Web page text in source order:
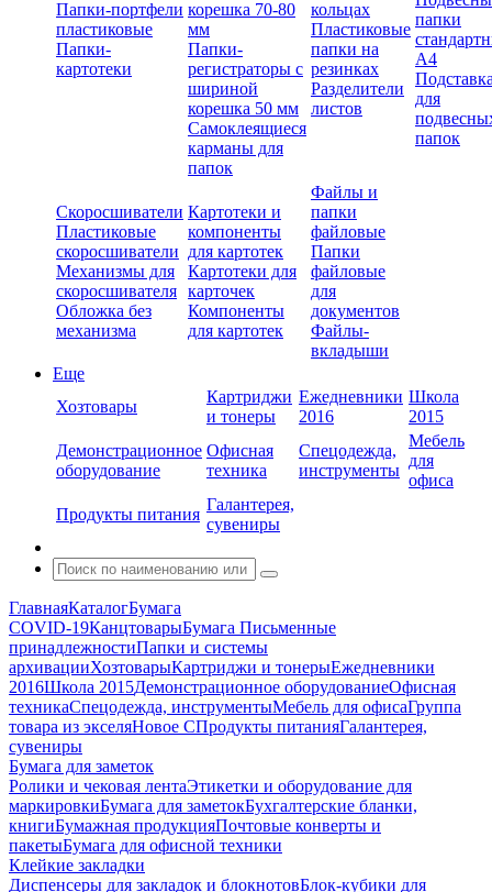
Папки-портфели
пластиковые
Папки-
картотеки
корешка 70-80
мм
Папки-
регистраторы с
шириной
корешка 50 мм
Самоклеящиеся
карманы для
папок
кольцах
Пластиковые
папки на
резинках
Разделители
листов
папки
А4
для
папок
Скоросшиватели
Пластиковые
скоросшиватели
Механизмы для
скоросшивателя
Обложка без
механизма
Картотеки и
компоненты
для картотек
Картотеки для
карточек
Компоненты
для картотек
Файлы и
папки
файловые
Папки
файловые
для
документов
Файлы-
вкладыши
Еще
Хозтовары
Картриджи
и тонеры
Ежедневники
2016
Школа
2015
Демонстрационное
оборудование
Офисная
техника
Спецодежда,
инструменты
Мебель
для
офиса
Продукты питания
Галантерея,
сувениры
ГлавнаяКаталогБумага
COVID-19КанцтоварыБумага Письменные
принадлежностиПапки и системы
архивацииХозтоварыКартриджи и тонерыЕжедневники
2016Школа 2015Демонстрационное оборудованиеОфисная
техникаСпецодежда, инструментыМебель для офисаГруппа
товара из экселяНовое СПродукты питанияГалантерея,
сувениры
Бумага для заметок
Ролики и чековая лентаЭтикетки и оборудование для
маркировкиБумага для заметокБухгалтерские бланки,
книгиБумажная продукцияПочтовые конверты и
пакетыБумага для офисной техники
Клейкие закладки
Диспенсеры для закладок и блокнотовБлок-кубики для